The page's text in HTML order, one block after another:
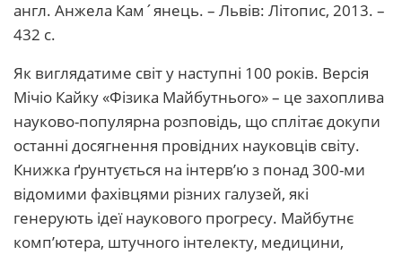
англ. Анжела Кам´янець. – Львів: Літопис, 2013. –
432 с.
Як виглядатиме світ у наступні 100 років. Версія
Мічіо Кайку «Фізика Майбутнього» – це захоплива
науково-популярна розповідь, що сплітає докупи
останні досягнення провідних науковців світу.
Книжка ґрунтується на інтерв’ю з понад 300-ми
відомими фахівцями різних галузей, які
генерують ідеї наукового прогресу. Майбутнє
комп’ютера, штучного інтелекту, медицини,